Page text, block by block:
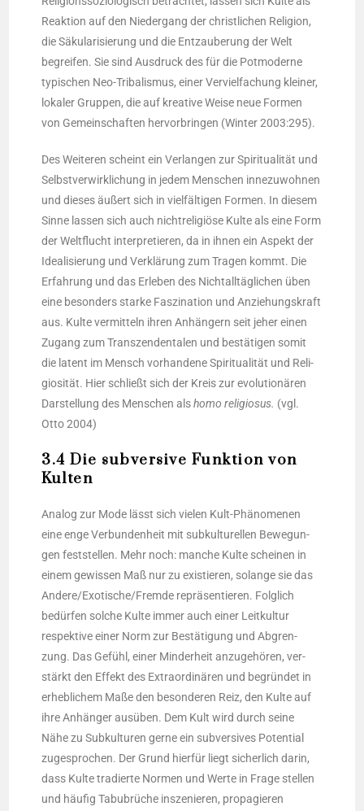
Reak­ti­on auf den Nie­der­gang der christ­li­chen Reli­gi­on,
die Säku­la­ri­sie­rung und die Ent­zau­be­rung der Welt
begrei­fen. Sie sind Aus­druck des für die Pot­mo­der­ne
typi­schen Neo-Tri­ba­lis­mus, einer Ver­viel­fa­chung klei­ner,
loka­ler Grup­pen, die auf krea­ti­ve Wei­se neue For­men
von Gemein­schaf­ten her­vor­brin­gen (Win­ter 2003:295).
Des Wei­te­ren scheint ein Ver­lan­gen zur Spi­ri­tua­li­tät und
Selbst­ver­wirk­li­chung in jedem Men­schen inne­zu­woh­nen
und die­ses äußert sich in viel­fäl­ti­gen For­men. In die­sem
Sin­ne las­sen sich auch nicht­re­li­giö­se Kul­te als eine Form
der Welt­flucht inter­pre­tie­ren, da in ihnen ein Aspekt der
Idea­li­sie­rung und Ver­klä­rung zum Tra­gen kommt. Die
Erfah­rung und das Erle­ben des Nicht­all­täg­li­chen üben
eine beson­ders star­ke Fas­zi­na­ti­on und Anzie­hungs­kraft
aus. Kul­te ver­mit­teln ihren Anhän­gern seit jeher einen
Zugang zum Tran­szen­den­ta­len und bestä­ti­gen somit
die latent im Mensch vor­han­de­ne Spi­ri­tua­li­tät und Reli­
gio­si­tät. Hier schließt sich der Kreis zur evo­lu­tio­nä­ren
Dar­stel­lung des Men­schen alshomo reli­gio­sus. (vgl.
Otto 2004)
3.4 Die subversive Funktion von
Kulten
Ana­log zur Mode lässt sich vie­len Kult-Phä­no­me­nen
eine enge Ver­bun­den­heit mit sub­kul­tu­rel­len Bewe­gun­
gen fest­stel­len. Mehr noch: man­che Kul­te schei­nen in
einem gewis­sen Maß nur zu exis­tie­ren, solan­ge sie das
Andere/Exotische/Fremde reprä­sen­tie­ren. Folg­lich
bedür­fen sol­che Kul­te immer auch einer Leit­kul­tur
respek­ti­ve einer Norm zur Bestä­ti­gung und Abgren­
zung. Das Gefühl, einer Min­der­heit anzu­ge­hö­ren, ver­
stärkt den Effekt des Extra­or­di­nä­ren und begrün­det in
erheb­li­chem Maße den beson­de­ren Reiz, den Kul­te auf
ihre Anhän­ger aus­üben. Dem Kult wird durch sei­ne
Nähe zu Sub­kul­tu­ren ger­ne ein sub­ver­si­ves Poten­ti­al
zuge­spro­chen. Der Grund hier­für liegt sicher­lich dar­in,
dass Kul­te tra­dier­te Nor­men und Wer­te in Fra­ge stel­len
und häu­fig Tabu­brü­che insze­nie­ren, pro­pa­gie­ren